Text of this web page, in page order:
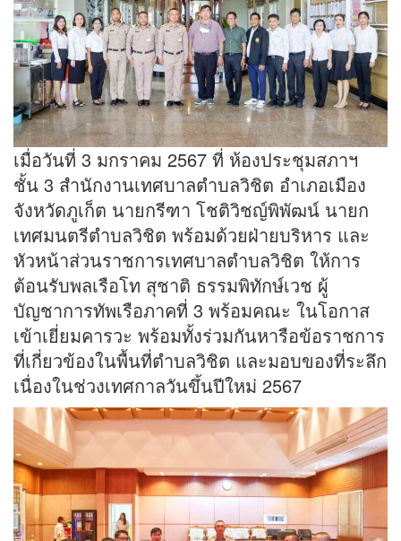
เมื่อวันที่ 3 มกราคม 2567 ที่ ห้องประชุมสภาฯ
ชั้น 3 สำนักงานเทศบาลตำบลวิชิต อำเภอเมือง
จังหวัดภูเก็ต นายกรีฑา โชติวิชญ์พิพัฒน์ นายก
เทศมนตรีตำบลวิชิต พร้อมด้วยฝ่ายบริหาร และ
หัวหน้าส่วนราชการเทศบาลตำบลวิชิต ให้การ
ต้อนรับพลเรือโท สุชาติ ธรรมพิทักษ์เวช ผู้
บัญชาการทัพเรือภาคที่ 3 พร้อมคณะ ในโอกาส
เข้าเยี่ยมคารวะ พร้อมทั้งร่วมกันหารือข้อราชการ
ที่เกี่ยวข้องในพื้นที่ตำบลวิชิต และมอบของที่ระลึก
เนื่องในช่วงเทศกาลวันขึ้นปีใหม่ 2567